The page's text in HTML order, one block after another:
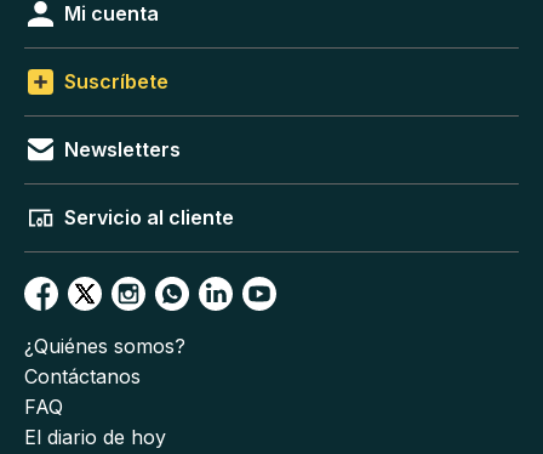
Mi cuenta
Suscríbete
Newsletters
Servicio al cliente
¿Quiénes somos?
Contáctanos
FAQ
El diario de hoy